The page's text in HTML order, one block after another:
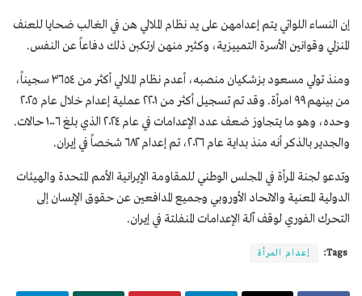
إن النساء اللواتي يتم إعدامهن على يد نظام الملالي هن في الغالب ضحايا للعنف
المنزلي وقوانين الأسرة التمييزية، وكثير منهن ارتكبن ذلك دفاعاً عن النفس.
ومنذ تولي مسعود بزشكيان منصبه، أعدم نظام الملالي أكثر من ٣٦٥٤ سجيناً،
من بينهم ٩٩ امرأة. وقد تم تسجيل أكثر من ٢٢٠١ عملية إعدام خلال عام ٢٠٢٥
وحده، وهو ما يتجاوز ضعف عدد الإعدامات في عام ٢٠٢٤ الذي بلغ ١٠٠٦ حالات.
والجدير بالذكر أنه منذ بداية عام ٢٠٢٦، تم إعدام ٦٨٢ شخصاً في إيران.
وتدعو لجنة المرأة في المجلس الوطني للمقاومة الإيرانية الأمم المتحدة والهيئات
الدولية المعنية والاتحاد الأوروبي وجميع المدافعين عن حقوق الإنسان إلى
التحرك الفوري لوقف آلة الإعدامات المنفلتة في إيران.
Tags: إعدام المرأة